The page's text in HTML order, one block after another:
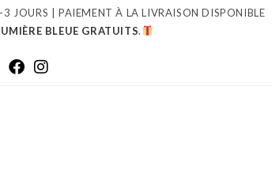
JOURS | PAIEMENT À LA LIVRAISON DISPONIBLE
BLEUE GRATUITS.